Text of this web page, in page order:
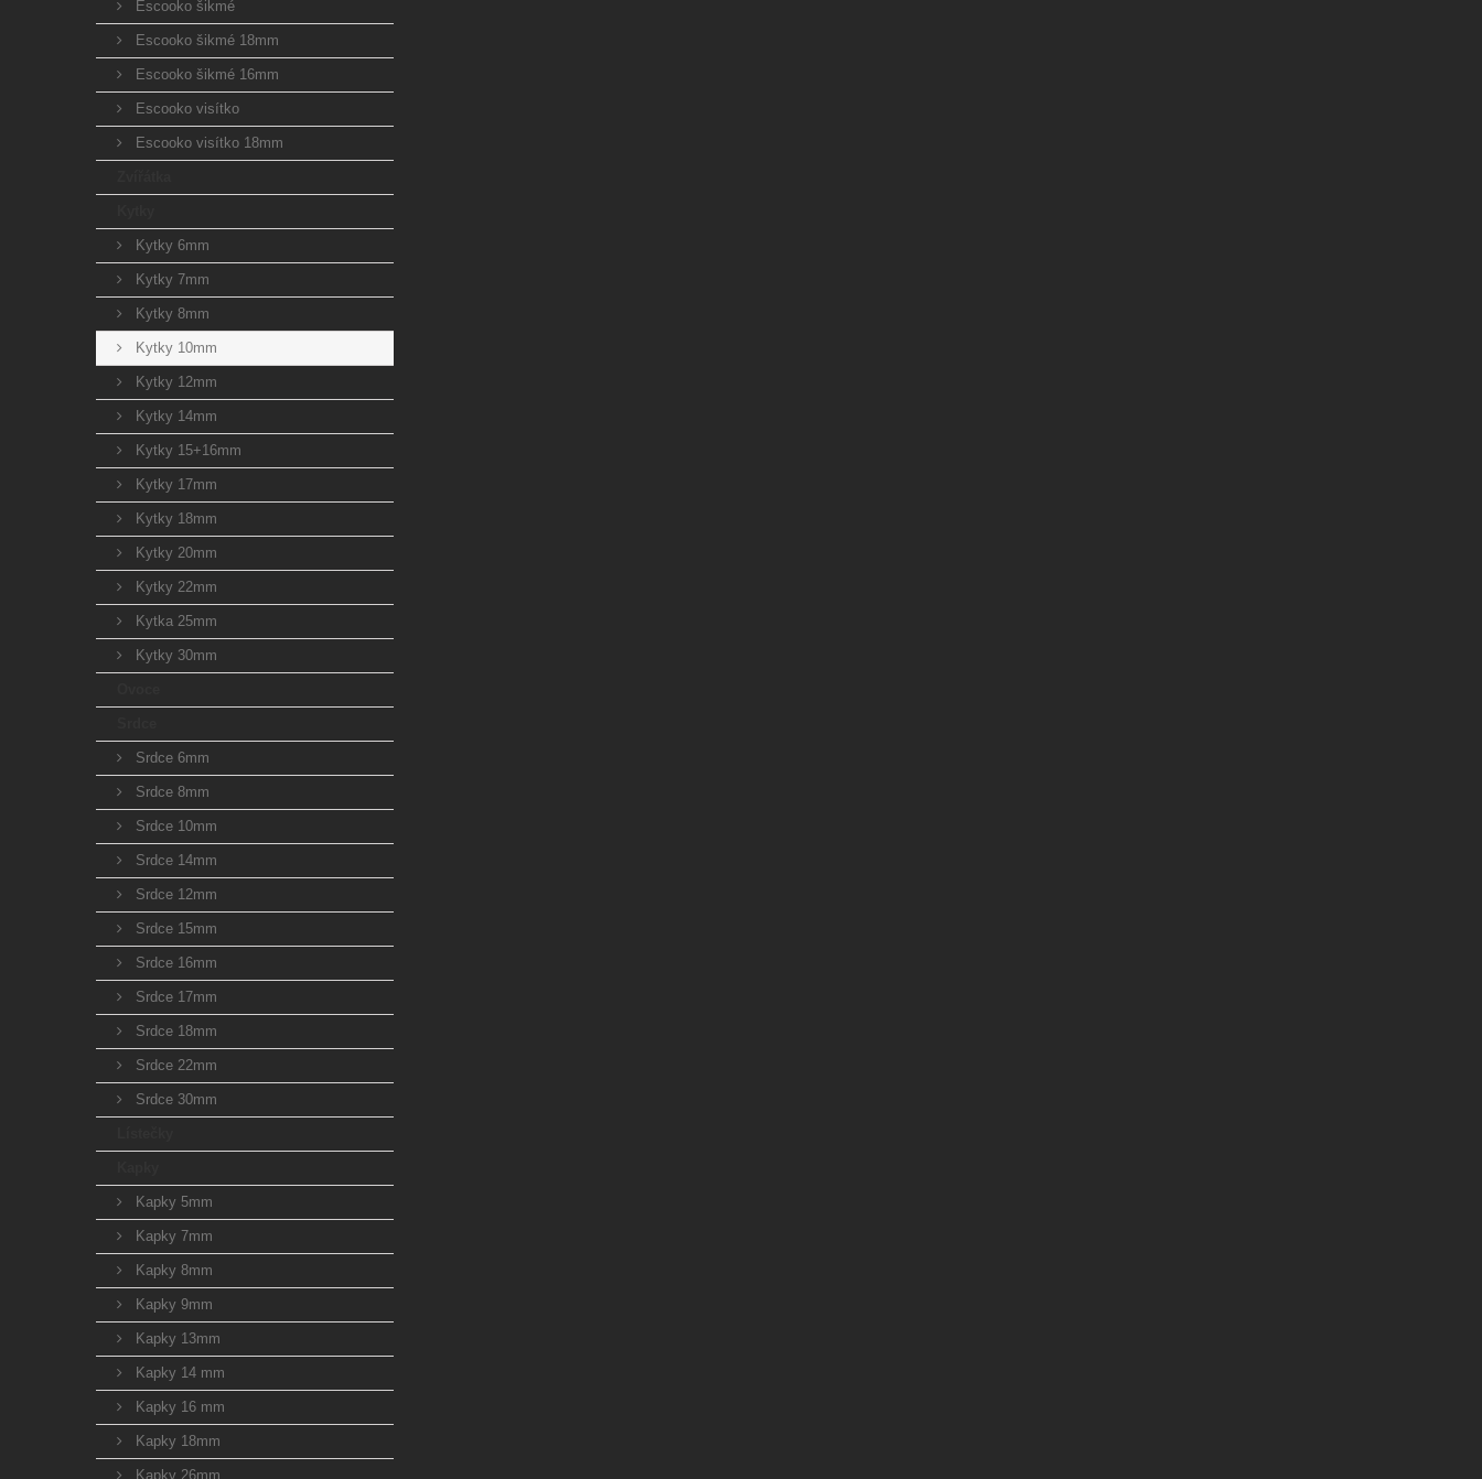
Escooko šikmé
Escooko šikmé 18mm
Escooko šikmé 16mm
Escooko visítko
Escooko visítko 18mm
Kytky 6mm
Kytky 7mm
Kytky 8mm
Kytky 10mm
Kytky 12mm
Kytky 14mm
Kytky 15+16mm
Kytky 17mm
Kytky 18mm
Kytky 20mm
Kytky 22mm
Kytka 25mm
Kytky 30mm
Srdce 6mm
Srdce 8mm
Srdce 10mm
Srdce 14mm
Srdce 12mm
Srdce 15mm
Srdce 16mm
Srdce 17mm
Srdce 18mm
Srdce 22mm
Srdce 30mm
Kapky 5mm
Kapky 7mm
Kapky 8mm
Kapky 9mm
Kapky 13mm
Kapky 14 mm
Kapky 16 mm
Kapky 18mm
Kapky 26mm